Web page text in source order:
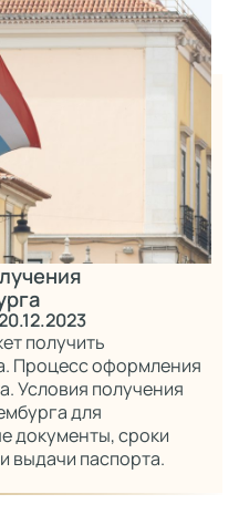
получить
Процесс оформления
Условия получения
для
документы, сроки
выдачи паспорта.